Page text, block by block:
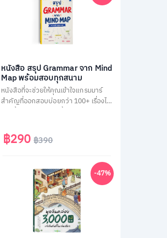
หนังสือ สรุป Grammar จาก Mind
Map พร้อมสอบทุกสนาม
หนังสือที่จะช่วยให้คุณเข้าใจแกรมมาร์
สำคัญที่ออกสอบบ่อยกว่า 100+ เรื่องได้
ที่มาพร้อมกับการคัดกรองเนื้อหาแยก
ตามสนามสอบ และแบบฝึกหัดทบทวน
฿290฿390
-47%